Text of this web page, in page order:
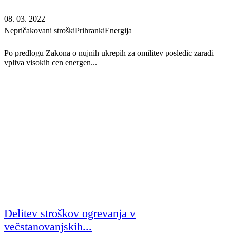
08. 03. 2022
Nepričakovani stroškiPrihrankiEnergija
Po predlogu Zakona o nujnih ukrepih za omilitev posledic zaradi
vpliva visokih cen energen...
Delitev stroškov ogrevanja v
večstanovanjskih...